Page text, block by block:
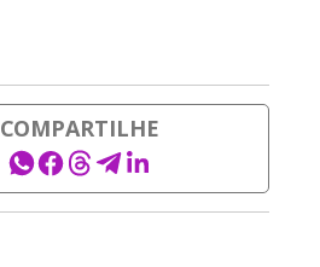
COMPARTILHE